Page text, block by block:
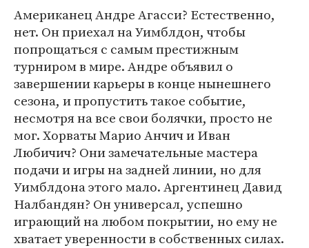
Американец Андре Агасси? Естественно,
нет. Он приехал на Уимблдон, чтобы
попрощаться с самым престижным
турниром в мире. Андре объявил о
завершении карьеры в конце нынешнего
сезона, и пропустить такое событие,
несмотря на все свои болячки, просто не
мог. Хорваты Марио Анчич и Иван
Любичич? Они замечательные мастера
подачи и игры на задней линии, но для
Уимблдона этого мало. Аргентинец Давид
Налбандян? Он универсал, успешно
играющий на любом покрытии, но ему не
хватает уверенности в собственных силах.